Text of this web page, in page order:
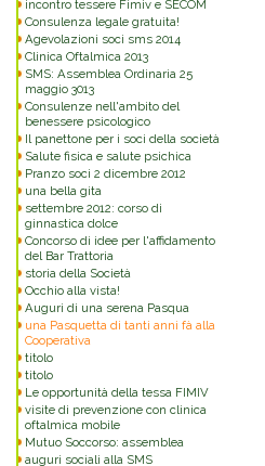
incontro tessere Fimiv e SECOM
Consulenza legale gratuita!
Agevolazioni soci sms 2014
Clinica Oftalmica 2013
SMS: Assemblea Ordinaria 25
maggio 3013
Consulenze nell'ambito del
benessere psicologico
Il panettone per i soci della società
Salute fisica e salute psichica
Pranzo soci 2 dicembre 2012
una bella gita
settembre 2012: corso di
ginnastica dolce
Concorso di idee per l'affidamento
del Bar Trattoria
storia della Società
Occhio alla vista!
Auguri di una serena Pasqua
una Pasquetta di tanti anni fà alla
Cooperativa
titolo
titolo
Le opportunità della tessa FIMIV
visite di prevenzione con clinica
oftalmica mobile
Mutuo Soccorso: assemblea
auguri sociali alla SMS